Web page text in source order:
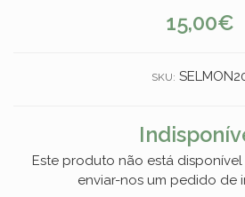
15,00€
SKU:
Este produto não está
enviar-nos um pedido de